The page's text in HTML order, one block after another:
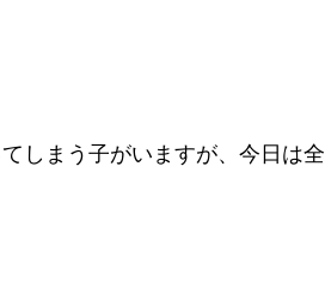
しまう子がいますが、今日は